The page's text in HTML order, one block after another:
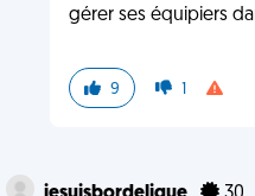
gérer ses équipiers
9 1